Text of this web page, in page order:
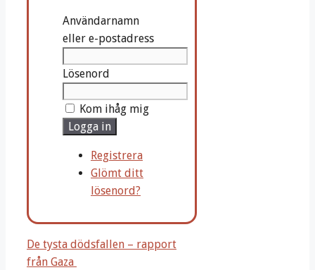
Användarnamn
eller e-postadress
Lösenord
Kom ihåg mig
Logga in
Registrera
Glömt ditt
lösenord?
De tysta dödsfallen – rapport
från Gaza